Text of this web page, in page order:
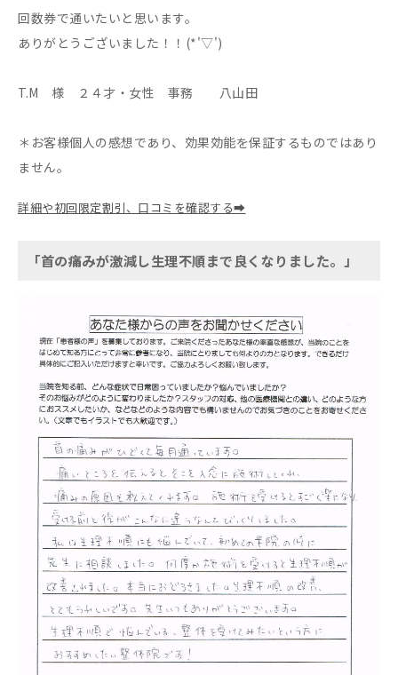
回数券で通いたいと思います。
ありがとうございました！！(*'▽')
T.M 様 ２４才・女性 事務 八山田
＊お客様個人の感想であり、効果効能を保証するものではあり
ません。
詳細や初回限定割引、口コミを確認する➡
「首の痛みが激減し生理不順まで良くなりました。」